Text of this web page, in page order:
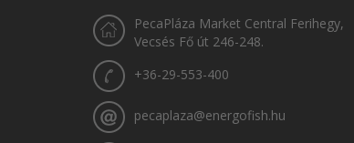
PecaPláza Market Central Ferihegy,
Vecsés Fő út 246-248.
+36-29-553-400
pecaplaza@energofish.hu